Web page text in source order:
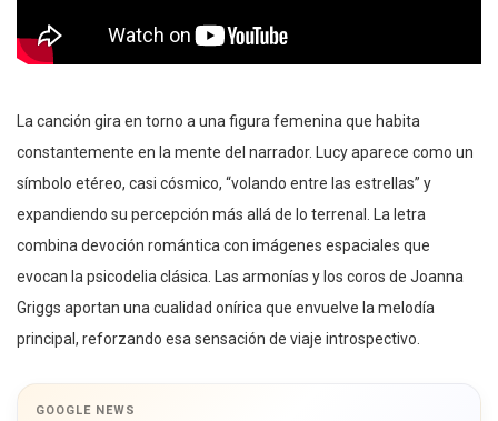
La canción gira en torno a una figura femenina que habita
constantemente en la mente del narrador. Lucy aparece como un
símbolo etéreo, casi cósmico, “volando entre las estrellas” y
expandiendo su percepción más allá de lo terrenal. La letra
combina devoción romántica con imágenes espaciales que
evocan la psicodelia clásica. Las armonías y los coros de Joanna
Griggs aportan una cualidad onírica que envuelve la melodía
principal, reforzando esa sensación de viaje introspectivo.
GOOGLE NEWS